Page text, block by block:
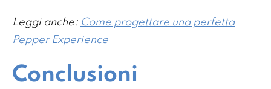
Leggi anche: Come progettare una perfetta
Pepper Experience
Conclusioni